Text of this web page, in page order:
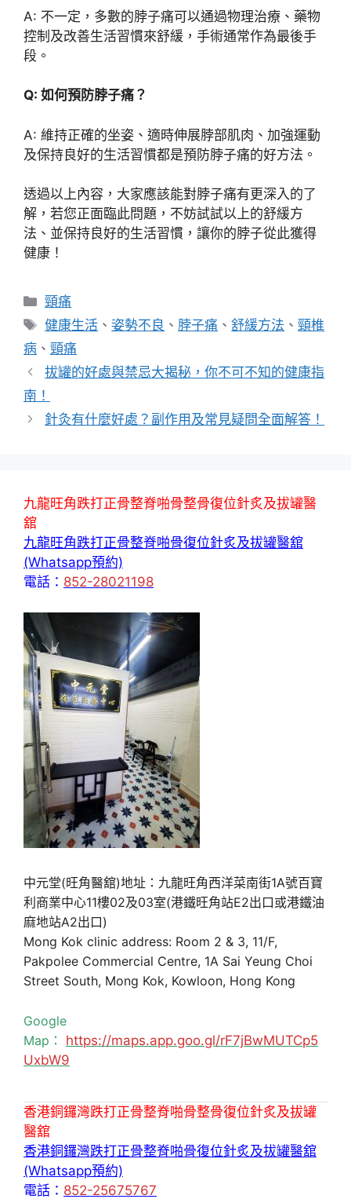
A: 不一定，多數的脖子痛可以通過物理治療、藥物
控制及改善生活習慣來舒緩，手術通常作為最後手
段。
Q: 如何預防脖子痛？
A: 維持正確的坐姿、適時伸展脖部肌肉、加強運動
及保持良好的生活習慣都是預防脖子痛的好方法。
透過以上內容，大家應該能對脖子痛有更深入的了
解，若您正面臨此問題，不妨試試以上的舒緩方
法、並保持良好的生活習慣，讓你的脖子從此獲得
健康！
分
類
頸痛
標
籤
健康生活 、姿勢不良 、 脖子痛 、舒緩方法 、頸椎
病 、 頸痛
拔罐的好處與禁忌大揭秘，你不可不知的健康指
南！
針灸有什麼好處？副作用及常見疑問全面解答！
九龍旺角跌打正骨整脊啪骨整骨復位針炙及拔罐醫
舘
九龍旺角跌打正骨整脊啪骨復位針炙及拔罐醫舘
(Whatsapp預約)
電話： 852-28021198
中元堂(旺角醫舘)地址：九龍旺角西洋菜南街1A號百寶
利商業中心11樓02及03室(港鐵旺角站E2出口或港鐵油
麻地站A2出口)
Mong Kok clinic address: Room 2 & 3, 11/F,
Pakpolee Commercial Centre, 1A Sai Yeung Choi
Street South, Mong Kok, Kowloon, Hong Kong
Google
Map： https://maps.app.goo.gl/rF7jBwMUTCp5
UxbW9
香港銅鑼灣跌打正骨整脊啪骨整骨復位針炙及拔罐
醫舘
香港銅鑼灣跌打正骨整脊啪骨復位針炙及拔罐醫舘
(Whatsapp預約)
電話： 852-25675767